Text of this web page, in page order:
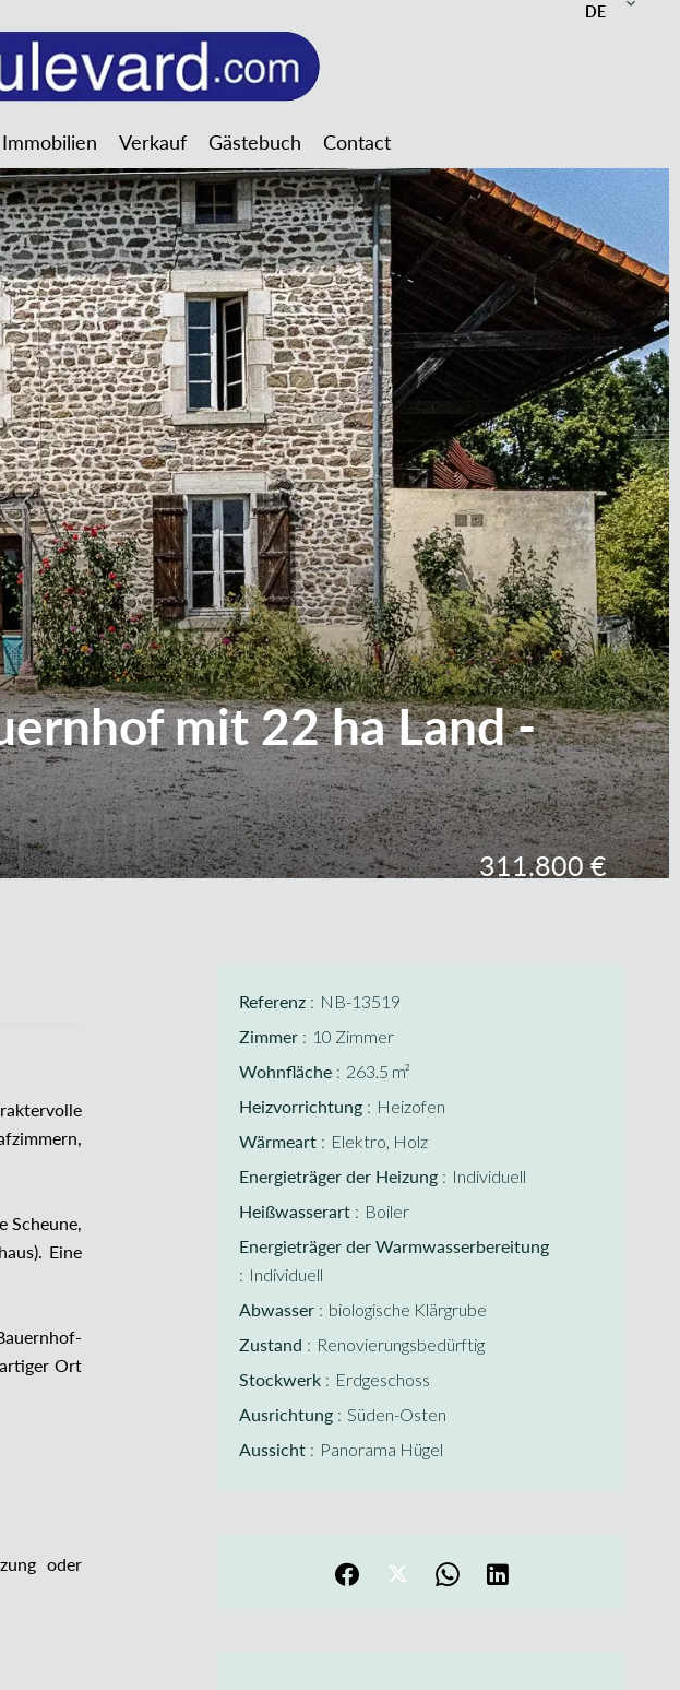
DE
Verkauf Gästebuch Contact
mit 22 ha Land -
311.800 €
Scheune,
Eine
Ort
oder
Referenz NB-13519
Zimmer 10 Zimmer
Wohnfläche 263.5 m²
Heizvorrichtung Heizofen
Wärmeart Elektro, Holz
Energieträger der Heizung Individuell
Heißwasserart Boiler
Energieträger der Warmwasserbereitung
Individuell
Abwasser biologische Klärgrube
Zustand Renovierungsbedürftig
Stockwerk Erdgeschoss
Ausrichtung Süden-Osten
Aussicht Panorama Hügel